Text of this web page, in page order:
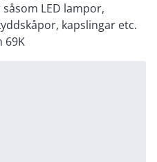
LED lampor,
kapslingar etc.
69K